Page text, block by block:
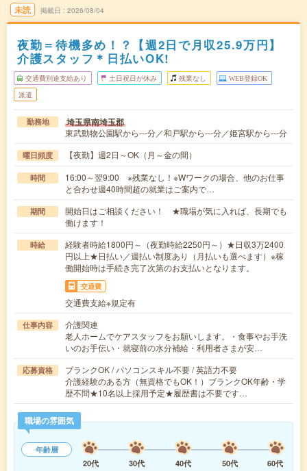
未読 掲載日 2026/08/04
夜勤＝待機多め！？【週2日で月収25.9万円】
介護スタッフ＊日払いOK!
交通費別途支給あり 土日祝日が休み 残業なし WEB登録OK
派遣
勤務地 埼玉県南埼玉郡
東武動物公園駅から---分／和戸駅から---分／姫宮駅から---分
曜日頻度 【夜勤】週2日～OK（月～金の間）
時間
16:00～翌9:00 ※残業なし！※Wワークの場合、他のお仕事
と合わせ週40時間超の就業はご案内で…
期間
開始日はご相談ください！ ★職場が気に入れば、長期でも
働けます！
時給
経験者時給1800円～（夜勤時給2250円～）★日収3万2400
円以上★日払い／週払い制度あり（月払いも選べます）※稼
働開始時は手続き完了次第のお支払いとなります。
交通費
交通費支給※規定有
仕事内容
介護関連
老人ホームでケアスタッフをお願いします。・食事やお手洗
いのお手伝い・就寝前の水分補給・利用者さまが安…
応募資格
ブランクOK / パソコンスキル不要 / 英語力不要
介護経験のある方（無資格でもOK！）ブランクOK年齢・学
歴不問★10名以上採用予定★履歴書は不要です…
職場の雰囲気
年齢層
20代
30代 40代 50代
60代